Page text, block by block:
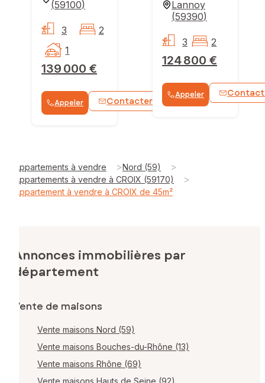
(59100)
139 000 €
3
2
1
Appeler Contacter WhatsApp
Lannoy
(59390)
124 800 €
3 2
Appeler
Appartements à vendre >Nord (59) >
Appartements à vendre à CROIX (59170) >
Appartement à vendre à CROIX de 45m²
Annonces immobilières par
département
Vente de maisons
Vente maisons Nord (59)
Vente maisons Bouches-du-Rhône (13)
Vente maisons Rhône (69)